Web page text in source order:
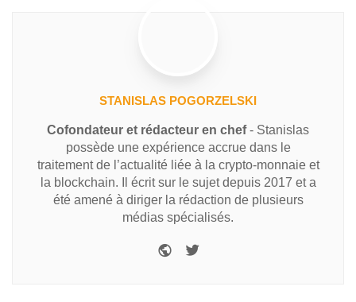
STANISLAS POGORZELSKI
Cofondateur et rédacteur en chef- Stanislas
possède une expérience accrue dans le
traitement de l’actualité liée à la crypto-monnaie et
la blockchain. Il écrit sur le sujet depuis 2017 et a
été amené à diriger la rédaction de plusieurs
médias spécialisés.